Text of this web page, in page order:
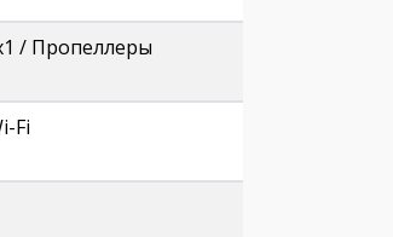
/ Пропеллеры
Fi